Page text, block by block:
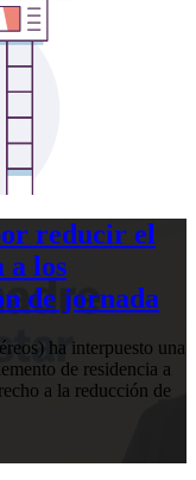
reducir el
a los
de jornada
ha interpuesto una
de residencia a
a la reducción de